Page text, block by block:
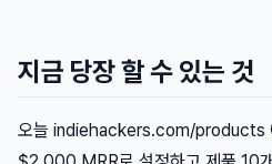
지금 당장 할 수 있는 것
오늘 indiehackers.com/products